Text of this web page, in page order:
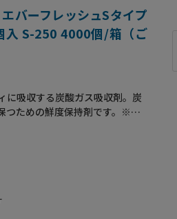
バーフレッシュSタイプ
S-250 4000個/箱（ご
に吸収する炭酸ガス吸収剤。炭
つための鮮度保持剤です。※脱
。